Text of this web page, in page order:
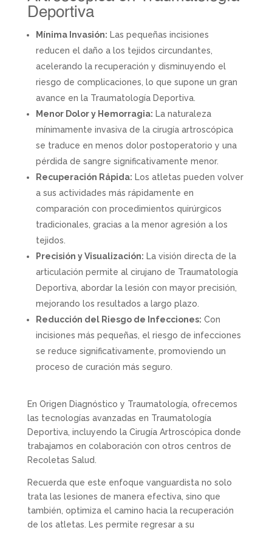
Deportiva
Mínima Invasión: Las pequeñas incisiones
reducen el daño a los tejidos circundantes,
acelerando la recuperación y disminuyendo el
riesgo de complicaciones, lo que supone un gran
avance en la Traumatología Deportiva.
Menor Dolor y Hemorragia: La naturaleza
mínimamente invasiva de la cirugía artroscópica
se traduce en menos dolor postoperatorio y una
pérdida de sangre significativamente menor.
Recuperación Rápida: Los atletas pueden volver
a sus actividades más rápidamente en
comparación con procedimientos quirúrgicos
tradicionales, gracias a la menor agresión a los
tejidos.
Precisión y Visualización: La visión directa de la
articulación permite al cirujano de Traumatología
Deportiva, abordar la lesión con mayor precisión,
mejorando los resultados a largo plazo.
Reducción del Riesgo de Infecciones: Con
incisiones más pequeñas, el riesgo de infecciones
se reduce significativamente, promoviendo un
proceso de curación más seguro.
En Origen Diagnóstico y Traumatología, ofrecemos
las tecnologías avanzadas en Traumatología
Deportiva, incluyendo la Cirugía Artroscópica donde
trabajamos en colaboración con otros centros de
Recoletas Salud.
Recuerda que este enfoque vanguardista no solo
trata las lesiones de manera efectiva, sino que
también, optimiza el camino hacia la recuperación
de los atletas. Les permite regresar a su